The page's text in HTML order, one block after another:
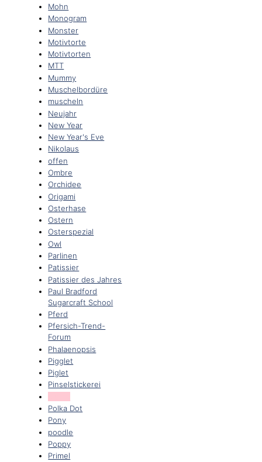
Mohn
Monogram
Monster
Motivtorte
Motivtorten
MTT
Mummy
Muschelbordüre
muscheln
Neujahr
New Year
New Year's Eve
Nikolaus
offen
Ombre
Orchidee
Origami
Osterhase
Ostern
Osterspezial
Owl
Parlinen
Patissier
Patissier des Jahres
Paul Bradford
Sugarcraft School
Pferd
Pfersich-Trend-
Forum
Phalaenopsis
Pigglet
Piglet
Pinselstickerei
Polka Dot
Pony
poodle
Poppy
Primel